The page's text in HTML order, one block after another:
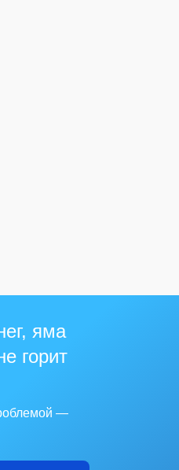
яма
горит
—